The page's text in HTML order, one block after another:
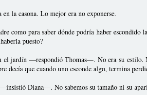
la casona. Lo mejor era no exponerse.
como para saber dónde podría haber
puesto?
jardín —respondió Thomas—. No era su estilo.
decía que cuando uno esconde algo, termina
Diana—. No sabemos su tamaño ni su